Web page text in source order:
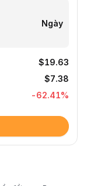
Ngày
$19.63
$7.38
-62.41%